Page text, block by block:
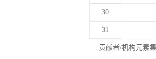
30
31
贡献者/机构元素